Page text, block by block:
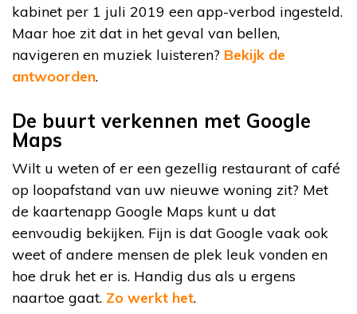
kabinet per 1 juli 2019 een app-verbod ingesteld.
Maar hoe zit dat in het geval van bellen,
navigeren en muziek luisteren? Bekijk de
antwoorden.
De buurt verkennen met Google
Maps
Wilt u weten of er een gezellig restaurant of café
op loopafstand van uw nieuwe woning zit? Met
de kaartenapp Google Maps kunt u dat
eenvoudig bekijken. Fijn is dat Google vaak ook
weet of andere mensen de plek leuk vonden en
hoe druk het er is. Handig dus als u ergens
naartoe gaat. Zo werkt het.